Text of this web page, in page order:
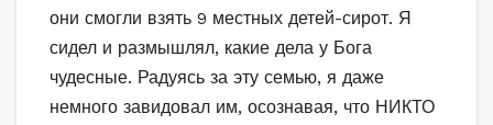
они смогли взять 9 местных детей-сирот. Я
сидел и размышлял, какие дела у Бога
чудесные. Радуясь за эту семью, я даже
немного завидовал им, осознавая, что НИКТО